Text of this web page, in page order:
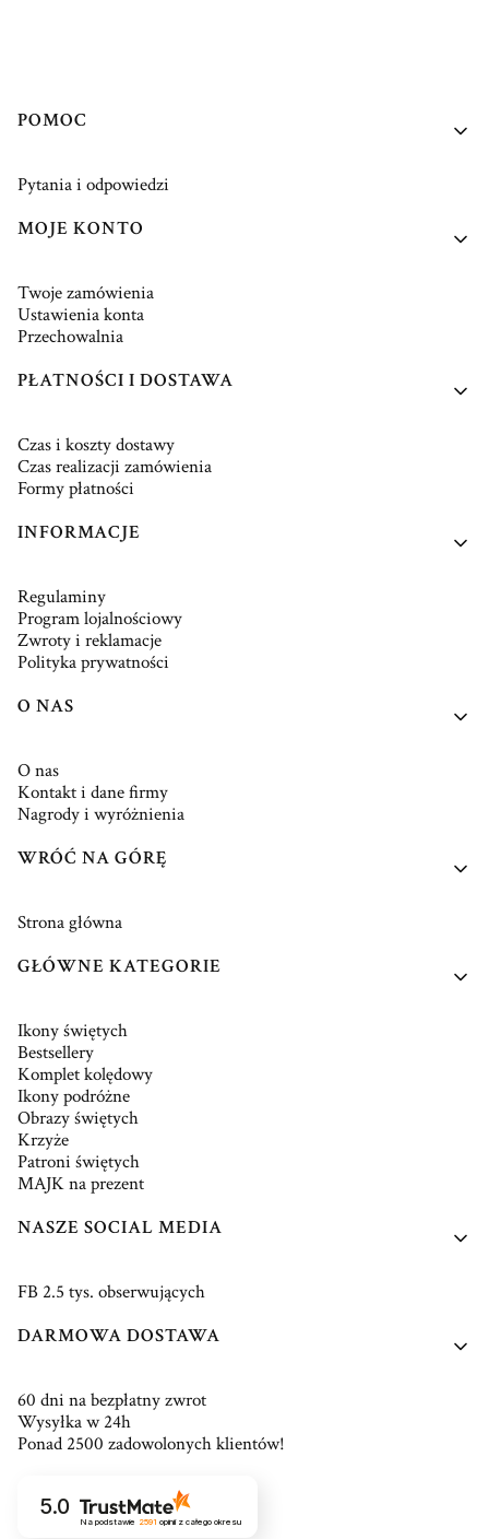
Linki w stopce
POMOC
Pytania i odpowiedzi
MOJE KONTO
Twoje zamówienia
Ustawienia konta
Przechowalnia
PŁATNOŚCI I DOSTAWA
Czas i koszty dostawy
Czas realizacji zamówienia
Formy płatności
INFORMACJE
Regulaminy
Program lojalnościowy
Zwroty i reklamacje
Polityka prywatności
O NAS
O nas
Kontakt i dane firmy
Nagrody i wyróżnienia
WRÓĆ NA GÓRĘ
Strona główna
GŁÓWNE KATEGORIE
Ikony świętych
Bestsellery
Komplet kolędowy
Ikony podróżne
Obrazy świętych
Krzyże
Patroni świętych
MAJK na prezent
NASZE SOCIAL MEDIA
FB 2.5 tys. obserwujących
DARMOWA DOSTAWA
60 dni na bezpłatny zwrot
Wysyłka w 24h
Ponad 2500 zadowolonych klientów!
5.0
Na podstawie 2591 opinii z całego okresu